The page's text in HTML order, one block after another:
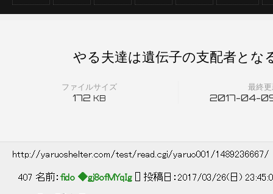
ファイルサイズ
172 KB
最終
2017-04-
やる夫達は遺伝子の支配者とな
http://yaruoshelter.com/test/read.cgi/yaruo001/1489236667/
407 名前： fido ◆gj8ofMYqIg [] 投稿日：2017/03/26(日)